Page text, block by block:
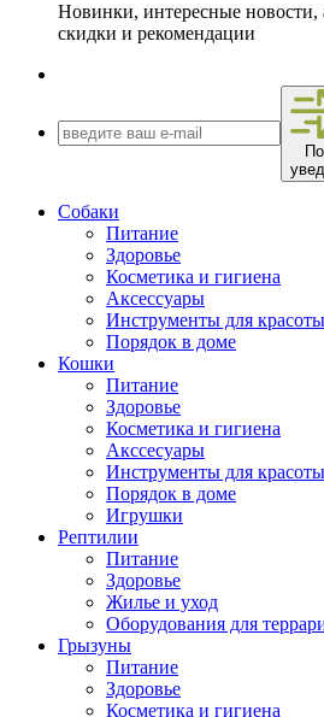
Новинки, интересные
скидки и рекомендации
Собаки
Питание
Здоровье
Косметика и гигиена
Аксессуары
Инструменты для красоты
Порядок в доме
Кошки
Питание
Здоровье
Косметика и гигиена
Акссесуары
Инструменты для красоты
Порядок в доме
Игрушки
Рептилии
Питание
Здоровье
Жилье и уход
Оборудования для
Грызуны
Питание
Здоровье
Косметика и гигиена